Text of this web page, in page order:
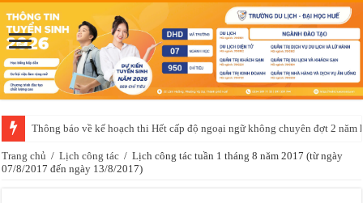
Thông báo về kế hoạch thi Hết cấp độ ngoại ngữ không chuyên đợt 2 năm
Trang chủ / Lịch công tác / Lịch công tác tuần 1 tháng 8 năm 2017 (từ ngày
07/8/2017 đến ngày 13/8/2017)